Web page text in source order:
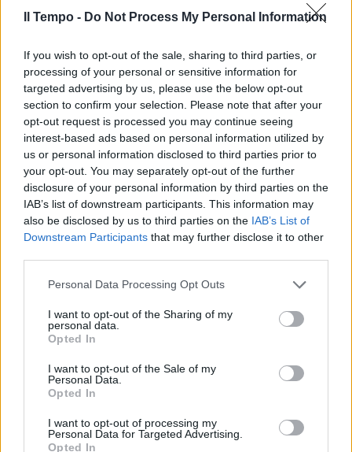
Il Tempo - Do Not Process My Personal Information
If you wish to opt-out of the sale, sharing to third parties, or
processing of your personal or sensitive information for
targeted advertising by us, please use the below opt-out
section to confirm your selection. Please note that after your
opt-out request is processed you may continue seeing
interest-based ads based on personal information utilized by
us or personal information disclosed to third parties prior to
your opt-out. You may separately opt-out of the further
disclosure of your personal information by third parties on the
IAB’s list of downstream participants. This information may
also be disclosed by us to third parties on the IAB’s List of
Downstream Participants that may further disclose it to other
Personal Data Processing Opt Outs
I want to opt-out of the Sharing of my
personal data.
Opted In
I want to opt-out of the Sale of my
Personal Data.
Opted In
I want to opt-out of processing my
Personal Data for Targeted Advertising.
Opted In